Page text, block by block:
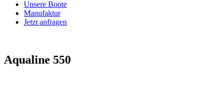
Unsere Boote
Manufaktur
Jetzt anfragen
Aqualine 550